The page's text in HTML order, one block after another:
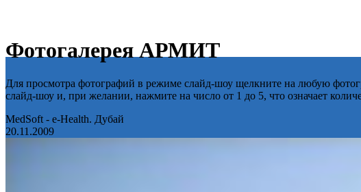
Фотогалерея АРМИТ
Для просмотра фотографий в режиме слайд-шоу щелкните на любую
слайд-шоу и, при желании, нажмите на число от 1 до 5, что означает
MedSoft - e-Health. Дубай
20.11.2009